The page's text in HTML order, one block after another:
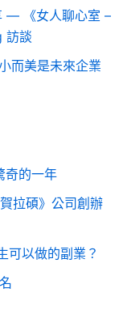
— 《女人聊心室 –
訪談
而美是未來企業
奇的一年
拉碩》公司創辦
可以做的副業？